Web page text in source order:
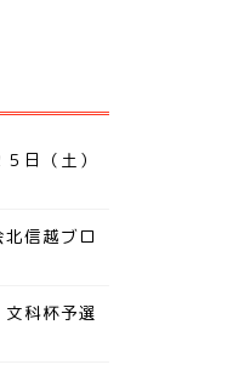
日（土）
信越ブロ
科杯予選